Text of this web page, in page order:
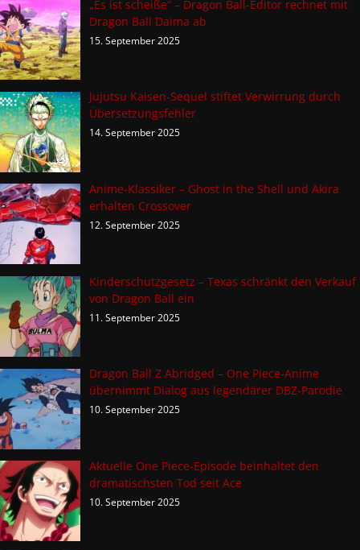
„Es ist scheiße“ – Dragon Ball-Editor rechnet mit
Dragon Ball Daima ab
15. September 2025
Jujutsu Kaisen-Sequel stiftet Verwirrung durch
Übersetzungsfehler
14. September 2025
Anime-Klassiker – Ghost in the Shell und Akira
erhalten Crossover
12. September 2025
Kinderschutzgesetz – Texas schränkt den Verkauf
von Dragon Ball ein
11. September 2025
Dragon Ball Z Abridged – One Piece-Anime
übernimmt Dialog aus legendärer DBZ-Parodie
10. September 2025
Aktuelle One Piece-Episode beinhaltet den
dramatischsten Tod seit Ace
10. September 2025